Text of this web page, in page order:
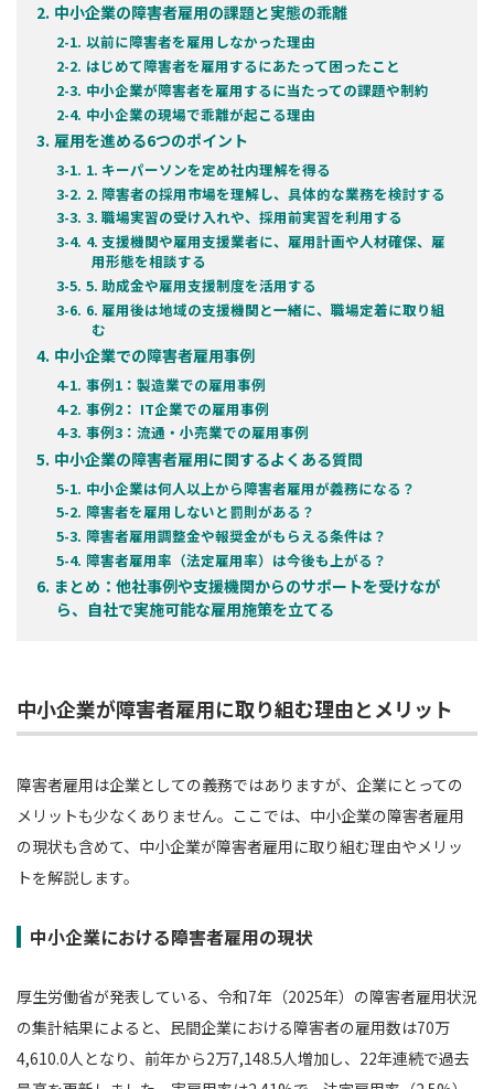
中小企業の障害者雇用の課題と実態の乖離
以前に障害者を雇用しなかった理由
はじめて障害者を雇用するにあたって困ったこと
中小企業が障害者を雇用するに当たっての課題や制約
中小企業の現場で乖離が起こる理由
雇用を進める6つのポイント
1. キーパーソンを定め社内理解を得る
2. 障害者の採用市場を理解し、具体的な業務を検討する
3. 職場実習の受け入れや、採用前実習を利用する
4. 支援機関や雇用支援業者に、雇用計画や人材確保、雇
用形態を相談する
5. 助成金や雇用支援制度を活用する
6. 雇用後は地域の支援機関と一緒に、職場定着に取り組
む
中小企業での障害者雇用事例
事例1：製造業での雇用事例
事例2： IT企業での雇用事例
事例3：流通・小売業での雇用事例
中小企業の障害者雇用に関するよくある質問
中小企業は何人以上から障害者雇用が義務になる？
障害者を雇用しないと罰則がある？
障害者雇用調整金や報奨金がもらえる条件は？
障害者雇用率（法定雇用率）は今後も上がる？
まとめ：他社事例や支援機関からのサポートを受けなが
ら、自社で実施可能な雇用施策を立てる
中小企業が障害者雇用に取り組む理由とメリット
障害者雇用は企業としての義務ではありますが、企業にとっての
メリットも少なくありません。ここでは、中小企業の障害者雇用
の現状も含めて、中小企業が障害者雇用に取り組む理由やメリッ
トを解説します。
中小企業における障害者雇用の現状
厚生労働省が発表している、令和7年（2025年）の障害者雇用状況
の集計結果によると、民間企業における障害者の雇用数は70万
4,610.0人となり、前年から2万7,148.5人増加し、22年連続で過去